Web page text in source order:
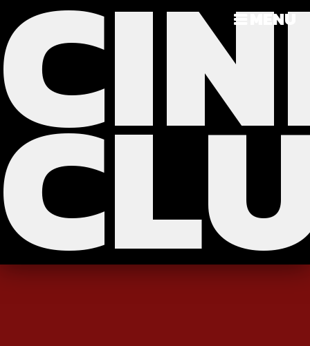
MENU